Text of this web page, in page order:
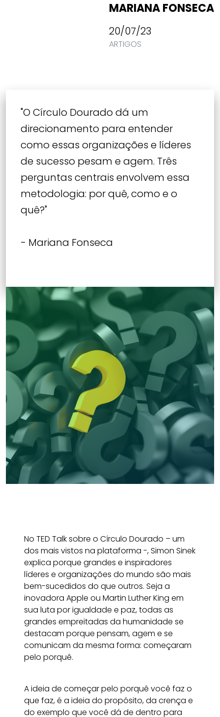
MARIANA FONSECA
20/07/23
ARTIGOS
"O Círculo Dourado dá um
direcionamento para entender
como essas organizações e líderes
de sucesso pesam e agem. Três
perguntas centrais envolvem essa
metodologia: por quê, como e o
quê?"
- Mariana Fonseca
No TED Talk sobre o Círculo Dourado – um
dos mais vistos na plataforma -, Simon Sinek
explica porque grandes e inspiradores
líderes e organizações do mundo são mais
bem-sucedidos do que outros. Seja a
inovadora Apple ou Martin Luther King em
sua luta por igualdade e paz, todas as
grandes empreitadas da humanidade se
destacam porque pensam, agem e se
comunicam da mesmaforma: começaram
pelo porquê.
A ideia de começar pelo porquê você faz o
que faz, é aideia do propósito, da crença e
do exemplo que você dáde dentro para